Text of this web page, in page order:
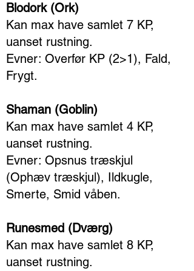
Blodork (Ork)
Kan max have samlet 7 KP,
uanset rustning.
Evner: Overfør KP (2>1), Fald,
Frygt.
Shaman (Goblin)
Kan max have samlet 4 KP,
uanset rustning.
Evner: Opsnus træskjul
(Ophæv træskjul), Ildkugle,
Smerte, Smid våben.
Runesmed (Dværg)
Kan max have samlet 8 KP,
uanset rustning.